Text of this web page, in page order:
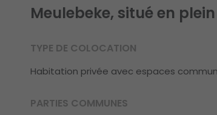
Meulebeke, situé en
TYPE DE COLOCATION
Habitation privée avec espaces
PARTIES COMMUNES